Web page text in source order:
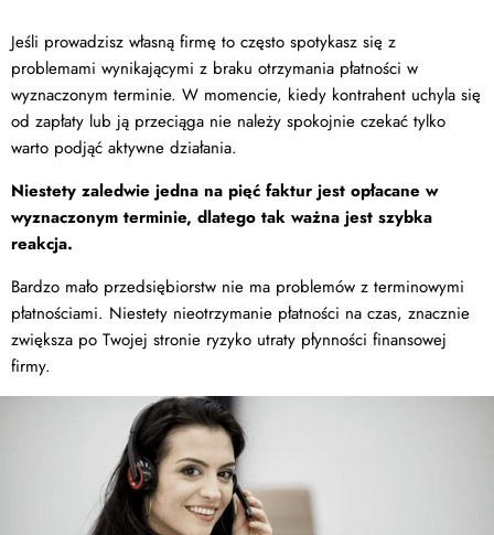
Jeśli prowadzisz własną firmę to często spotykasz się z
problemami wynikającymi z braku otrzymania płatności w
wyznaczonym terminie. W momencie, kiedy kontrahent uchyla się
od zapłaty lub ją przeciąga nie należy spokojnie czekać tylko
warto podjąć aktywne działania.
Niestety zaledwie jedna na pięć faktur jest opłacane w
wyznaczonym terminie, dlatego tak ważna jest szybka
reakcja.
Bardzo mało przedsiębiorstw nie ma problemów z terminowymi
płatnościami. Niestety nieotrzymanie płatności na czas, znacznie
zwiększa po Twojej stronie ryzyko utraty płynności finansowej
firmy.